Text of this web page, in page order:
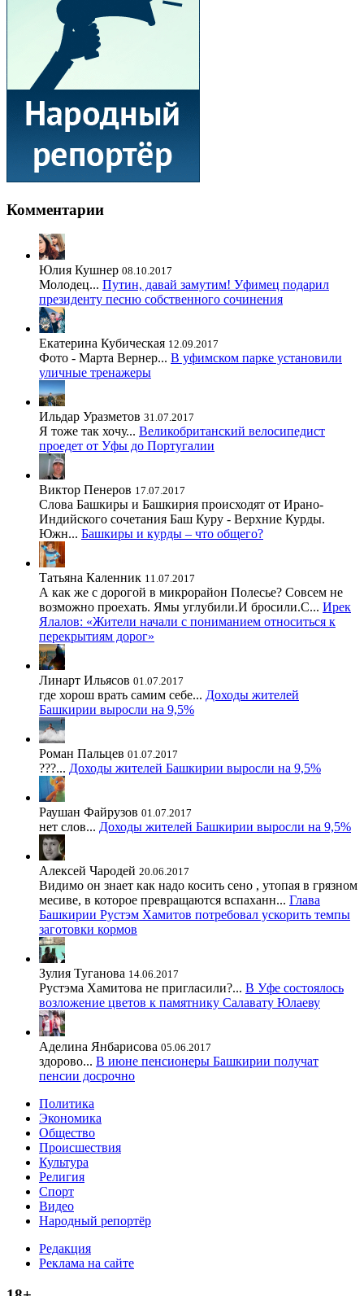
Комментарии
Юлия Кушнер 08.10.2017
Молодец... Путин, давай замутим! Уфимец подарил
президенту песню собственного сочинения
Екатерина Кубическая 12.09.2017
Фото - Марта Вернер... В уфимском парке установили
уличные тренажеры
Ильдар Уразметов 31.07.2017
Я тоже так хочу... Великобританский велосипедист
проедет от Уфы до Португалии
Виктор Пенеров 17.07.2017
Слова Башкиры и Башкирия происходят от Ирано-
Индийского сочетания Баш Куру - Верхние Курды.
Южн... Башкиры и курды – что общего?
Татьяна Каленник 11.07.2017
А как же с дорогой в микрорайон Полесье? Совсем не
возможно проехать. Ямы углубили.И бросили.С... Ирек
Ялалов: «Жители начали с пониманием относиться к
перекрытиям дорог»
Линарт Ильясов 01.07.2017
где хорош врать самим себе... Доходы жителей
Башкирии выросли на 9,5%
Роман Пальцев 01.07.2017
???... Доходы жителей Башкирии выросли на 9,5%
Раушан Файрузов 01.07.2017
нет слов... Доходы жителей Башкирии выросли на 9,5%
Алексей Чародей 20.06.2017
Видимо он знает как надо косить сено , утопая в грязном
месиве, в которое превращаются вспаханн... Глава
Башкирии Рустэм Хамитов потребовал ускорить темпы
заготовки кормов
Зулия Туганова 14.06.2017
Рустэма Хамитова не пригласили?... В Уфе состоялось
возложение цветов к памятнику Салавату Юлаеву
Аделина Янбарисова 05.06.2017
здорово... В июне пенсионеры Башкирии получат
пенсии досрочно
Политика
Экономика
Общество
Происшествия
Культура
Религия
Спорт
Видео
Народный репортёр
Редакция
Реклама на сайте